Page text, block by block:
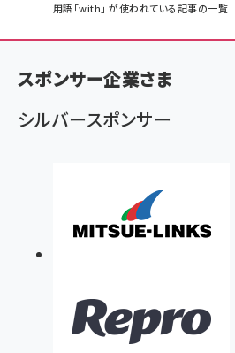
ン
く
ず
用語「with」 が使われている記事の一覧
スポンサー企業さま
シルバースポンサー